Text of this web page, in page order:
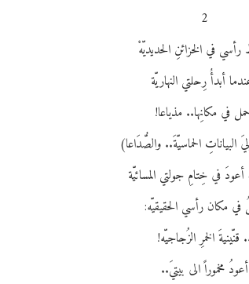
2
في الخزائنِ الحديديّهْ
أبدأُ رِحلتي النهاريّة
في مكانِها.. مذياعا!
البياناتِ الحماسيّةَ.. والصُّدَاعا)
في خِتامِ جولتي المسائيّة
في مكان رأسي الحقيقيّه:
قنّينيةَ الخمرِ الزُجاجيّه!
أعودُ مخموراً الى بيتيَ..